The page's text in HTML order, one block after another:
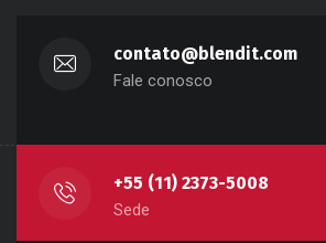
contato@blendit.com
Fale conosco
+55 (11) 2373-5008
Sede